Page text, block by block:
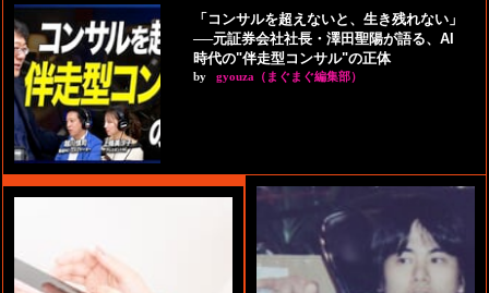
「コンサルを超えないと、生き残れない」
──元証券会社社長・澤田聖陽が語る、AI
時代の"伴走型コンサル"の正体
by gyouza（まぐまぐ編集部）